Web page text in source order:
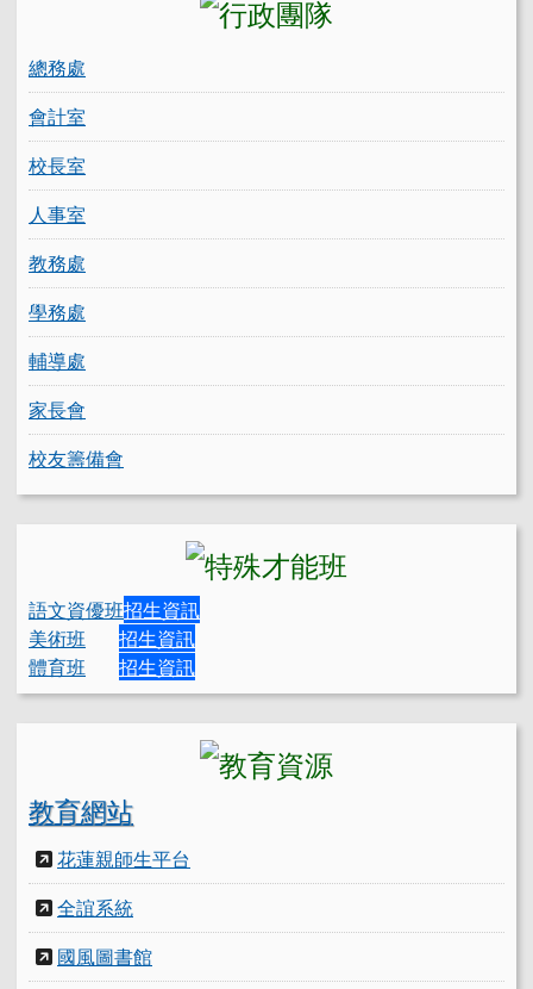
總務處
會計室
校長室
人事室
教務處
學務處
輔導處
家長會
校友籌備會
語文資優班招生資訊
美術班
招生資訊
體育班
招生資訊
教育網站
花蓮親師生平台
全誼系統
國風圖書館